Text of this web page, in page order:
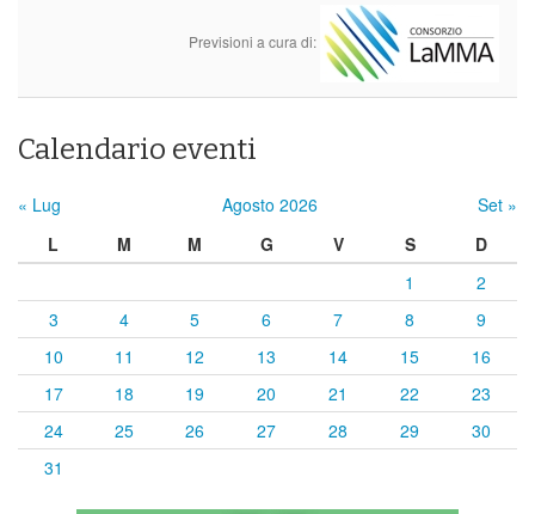
Previsioni a cura di:
Calendario eventi
« Lug Agosto 2026
Set »
L
M M G V S
D
1
2
3
4 5 6 7 8
9
10
11 12 13 14 15
16
17
18 19 20 21 22
23
24
25 26 27 28 29
30
31